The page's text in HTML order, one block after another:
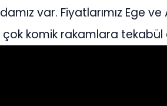
var. Fiyatlarımız Ege
çok komik rakamlara tekabül